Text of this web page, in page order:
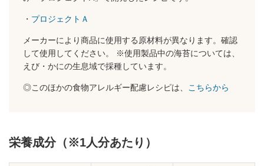
・ プロジェクトＡ
メーカーにより商品に使用する原材料が異なります。確認
して使用してください。 ※使用製品中の海苔については、
えび・かにの生息域で採種しています。
◎このほかの食物アレルギー配慮レシピは、 こちらから
栄養成分（※1人分あたり）